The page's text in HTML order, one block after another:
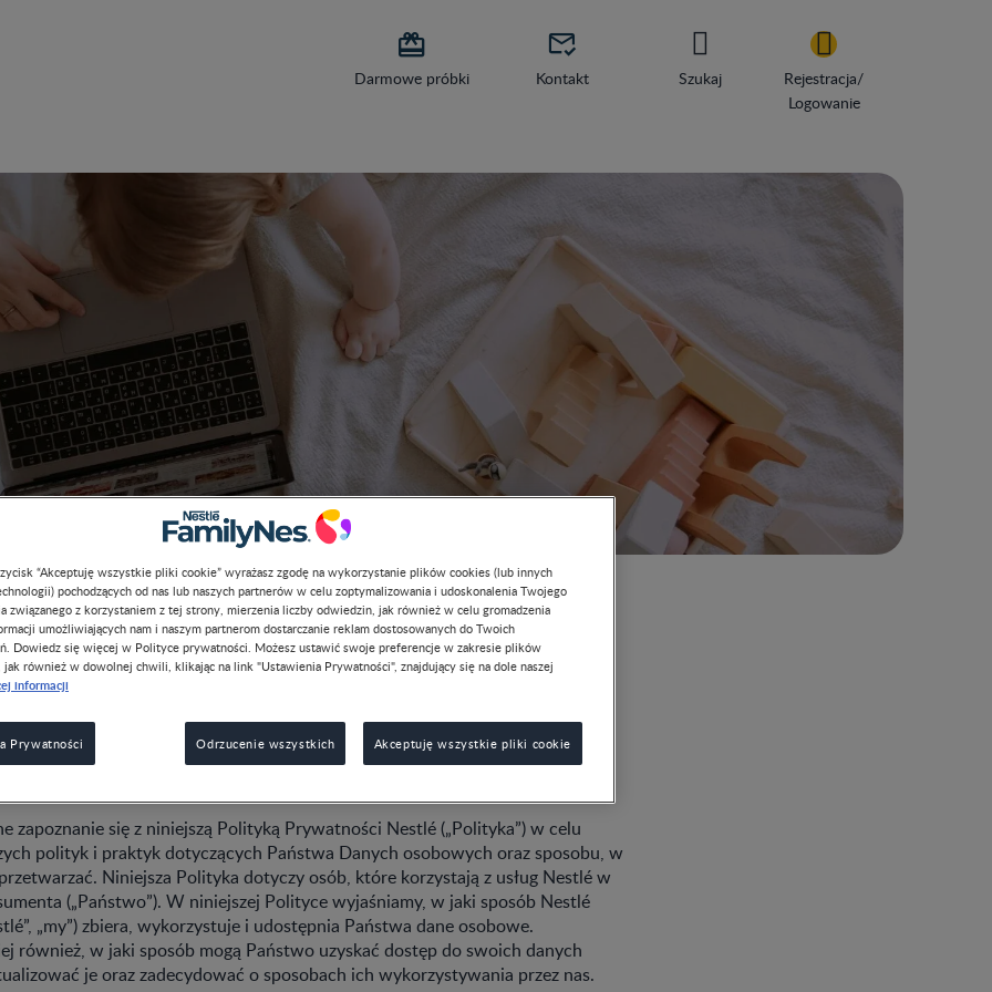

Darmowe próbki

Kontakt Szukaj
Rejestracja/
Logowanie
Polityka prywatności
2021r.
zapoznanie się z niniejszą Polityką Prywatności Nestlé („Polityka”) w celu
polityk i praktyk dotyczących Państwa Danych osobowych oraz sposobu, w
Niniejsza Polityka dotyczy osób, które korzystają z usług Nestlé w
(„Państwo”). W niniejszej Polityce wyjaśniamy, w jaki sposób Nestlé
„my”) zbiera, wykorzystuje i udostępnia Państwa dane osobowe.
również, w jaki sposób mogą Państwo uzyskać dostęp do swoich danych
je oraz zadecydować o sposobach ich wykorzystywania przez nas.
“Akceptuję wszystkie pliki cookie” wyrażasz zgodę na wykorzystanie plików cookies (lub innych
pochodzących od nas lub naszych partnerów w celu zoptymalizowania i udoskonalenia Twojego
związanego z korzystaniem z tej strony, mierzenia liczby odwiedzin, jak również w celu gromadzenia
umożliwiających nam i naszym partnerom dostarczanie reklam dostosowanych do Twoich
Dowiedz się więcej w Polityce prywatności. Możesz ustawić swoje preferencje w zakresie plików
również w dowolnej chwili, klikając na link "Ustawienia Prywatności", znajdujący się na dole naszej
informacji
Prywatności Odrzucenie wszystkich Akceptuję wszystkie pliki cookie